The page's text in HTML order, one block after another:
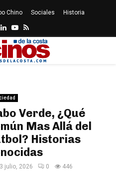
Chino Sociales Historia
LinkedinYoutube
Rss
Verde, ¿Qué
Mas Allá del
Historias
3 julio, 2026 0 446